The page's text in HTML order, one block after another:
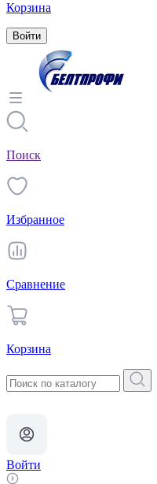
Корзина
Войти
Поиск
Избранное
Сравнение
Корзина
Войти